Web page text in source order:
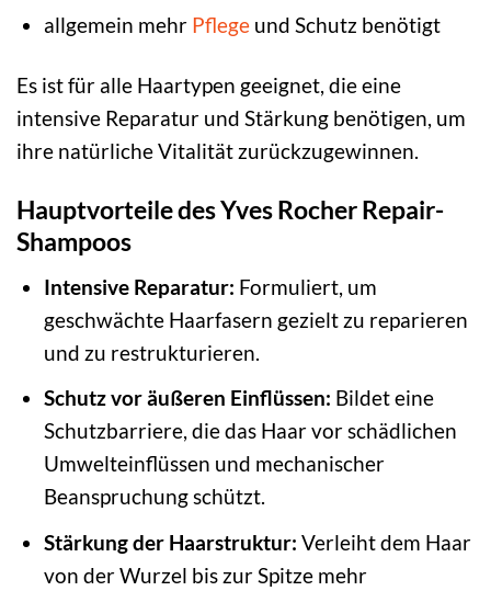
allgemein mehr Pflegeund Schutz benötigt
Es ist für alle Haartypen geeignet, die eine
intensive Reparatur und Stärkung benötigen, um
ihre natürliche Vitalität zurückzugewinnen.
Hauptvorteile des Yves Rocher Repair-
Shampoos
Intensive Reparatur: Formuliert, um
geschwächte Haarfasern gezielt zu reparieren
und zu restrukturieren.
Schutz vor äußeren Einflüssen: Bildet eine
Schutzbarriere, die das Haar vor schädlichen
Umwelteinflüssen und mechanischer
Beanspruchung schützt.
Stärkung der Haarstruktur: Verleiht dem Haar
von der Wurzel bis zur Spitze mehr